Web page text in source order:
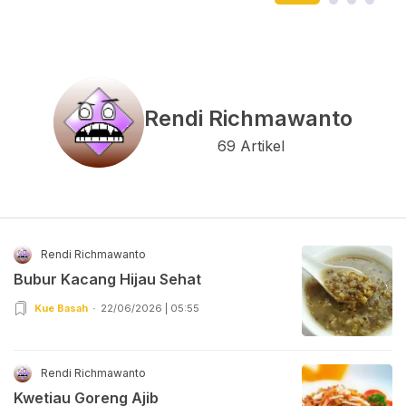
Rendi Richmawanto
69 Artikel
Rendi Richmawanto
Bubur Kacang Hijau Sehat
Kue Basah 22/06/2026 | 05:55
Rendi Richmawanto
Kwetiau Goreng Ajib